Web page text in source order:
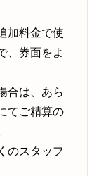
加料金で使
、券面をよ
合は、あら
てご精算の
のスタッフ